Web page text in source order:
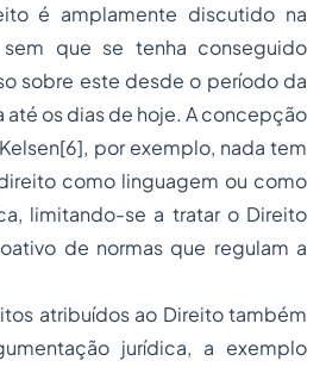
é amplamente discutido na
que se tenha conseguido
sobre este desde o período da
os dias de hoje. A concepção
por exemplo, nada tem
como linguagem ou como
limitando-se a tratar o Direito
de normas que regulam a
atribuídos ao Direito também
jurídica, a exemplo